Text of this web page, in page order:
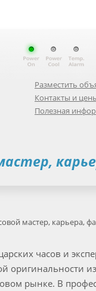
Разместить
Контакты и
Полезная
мастер, карьера,
часов и
рынке. В